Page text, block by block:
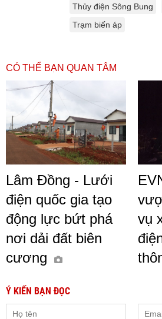
Thủy điện Sông Bung
Trạm biến áp
CÓ THỂ BẠN QUAN TÂM
Lâm Đồng - Lưới
điện quốc gia tạo
động lực bứt phá
nơi dải đất biên
cương
vụ
Ý KIẾN BẠN ĐỌC